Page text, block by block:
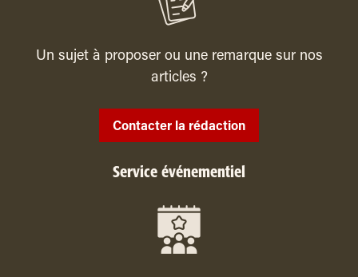
Un sujet à proposer ou une remarque sur nos
articles ?
Contacter la rédaction
Service événementiel